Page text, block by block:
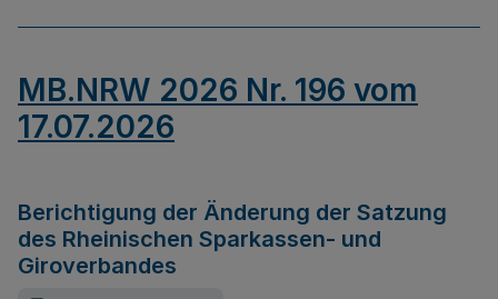
MB.NRW 2026 Nr. 196 vom
17.07.2026
Berichtigung der Änderung der Satzung
des Rheinischen Sparkassen- und
Giroverbandes